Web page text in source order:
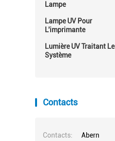
Lampe
Lampe UV Pour
L'imprimante
Lumière UV Traitant Le
Système
Contacts
Contacts:
Abern